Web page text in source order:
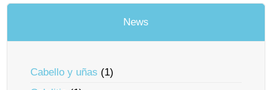
News
Cabello y uñas (1)